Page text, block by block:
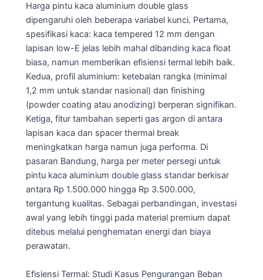
Harga pintu kaca aluminium double glass
dipengaruhi oleh beberapa variabel kunci. Pertama,
spesifikasi kaca: kaca tempered 12 mm dengan
lapisan low-E jelas lebih mahal dibanding kaca float
biasa, namun memberikan efisiensi termal lebih baik.
Kedua, profil aluminium: ketebalan rangka (minimal
1,2 mm untuk standar nasional) dan finishing
(powder coating atau anodizing) berperan signifikan.
Ketiga, fitur tambahan seperti gas argon di antara
lapisan kaca dan spacer thermal break
meningkatkan harga namun juga performa. Di
pasaran Bandung, harga per meter persegi untuk
pintu kaca aluminium double glass standar berkisar
antara Rp 1.500.000 hingga Rp 3.500.000,
tergantung kualitas. Sebagai perbandingan, investasi
awal yang lebih tinggi pada material premium dapat
ditebus melalui penghematan energi dan biaya
perawatan.
Efisiensi Termal: Studi Kasus Pengurangan Beban